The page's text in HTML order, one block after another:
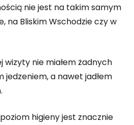
nie jest na takim samym
na Bliskim Wschodzie czy w
wizyty nie miałem żadnych
jedzeniem, a nawet jadłem
higieny jest znacznie